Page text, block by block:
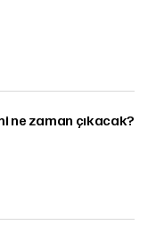
ne zaman çıkacak?